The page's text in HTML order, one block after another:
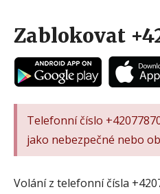
Zablokovat
Telefonní číslo
jako nebezpečné nebo
Volání z telefonní čísla